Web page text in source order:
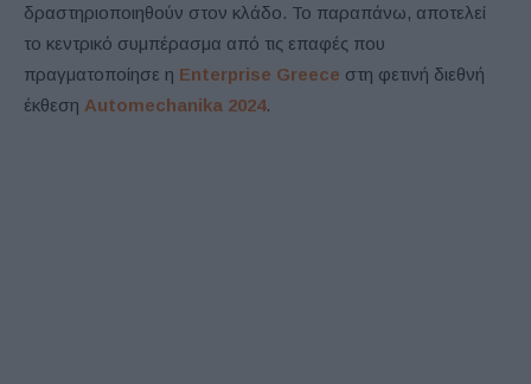
δραστηριοποιηθούν στον κλάδο. Το παραπάνω, αποτελεί
το κεντρικό συμπέρασμα από τις επαφές που
πραγματοποίησε η Enterprise Greece στη φετινή διεθνή
έκθεση Automechanika 2024.